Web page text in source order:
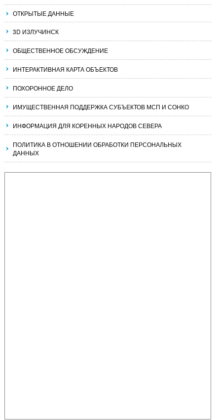
ОТКРЫТЫЕ ДАННЫЕ
3D ИЗЛУЧИНСК
ОБЩЕСТВЕННОЕ ОБСУЖДЕНИЕ
ИНТЕРАКТИВНАЯ КАРТА ОБЪЕКТОВ
ПОХОРОННОЕ ДЕЛО
ИМУЩЕСТВЕННАЯ ПОДДЕРЖКА СУБЪЕКТОВ МСП И СОНКО
ИНФОРМАЦИЯ ДЛЯ КОРЕННЫХ НАРОДОВ СЕВЕРА
ПОЛИТИКА В ОТНОШЕНИИ ОБРАБОТКИ ПЕРСОНАЛЬНЫХ
ДАННЫХ